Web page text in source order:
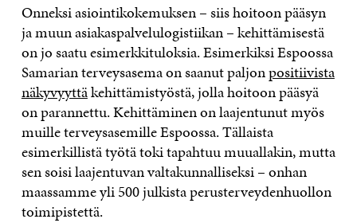
Onneksi asiointikokemuksen – siis hoitoon pääsyn
ja muun asiakaspalvelulogistiikan – kehittämisestä
on jo saatu esimerkkituloksia. Esimerkiksi Espoossa
Samarian terveysasema on saanut paljonpositiivista
näkyvyyttäkehittämistyöstä, jolla hoitoon pääsyä
on parannettu. Kehittäminen on laajentunut myös
muille terveysasemille Espoossa. Tällaista
esimerkillistä työtä toki tapahtuu muuallakin, mutta
sen soisi laajentuvan valtakunnalliseksi – onhan
maassamme yli 500 julkista perusterveydenhuollon
toimipistettä.